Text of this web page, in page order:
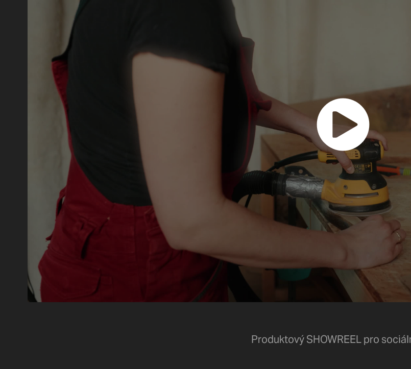
Produktový SHOWREEL pro